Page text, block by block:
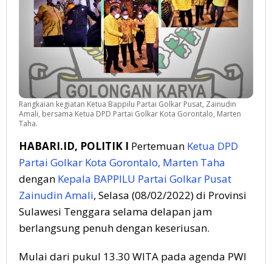
Rangkaian kegiatan Ketua Bappilu Partai Golkar Pusat, Zainudin
Amali, bersama Ketua DPD Partai Golkar Kota Gorontalo, Marten
Taha.
HABARI.ID, POLITIK I Pertemuan Ketua DPD
Partai Golkar Kota Gorontalo, Marten Taha
dengan Kepala BAPPILU Partai Golkar Pusat
Zainudin Amali, Selasa (08/02/2022) di Provinsi
Sulawesi Tenggara selama delapan jam
berlangsung penuh dengan keseriusan.
Mulai dari pukul 13.30 WITA pada agenda PWI